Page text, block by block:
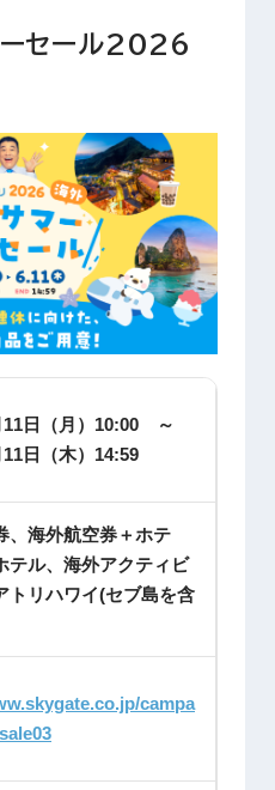
ーセール2026
11日（月）10:00 ～
日（木）14:59
、海外航空券＋ホテ
テル、海外アクティビ
トリハワイ(セブ島を含
campa